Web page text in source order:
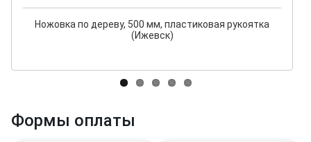
Ножовка по дереву, 500 мм, пластиковая рукоятка
(Ижевск)
Формы оплаты